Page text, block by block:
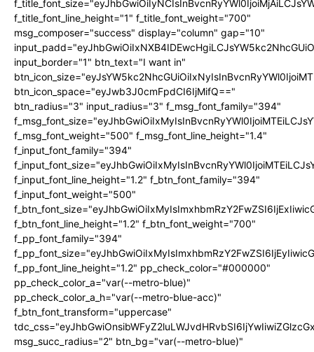
f_title_font_line_height="1" f_title_font_weight="700"
msg_composer="success" display="column" gap="10"
input_border="1" btn_text="I want in"
btn_icon_space="eyJwb3J0cmFpdCI6IjMifQ=="
btn_radius="3" input_radius="3" f_msg_font_family="394"
f_msg_font_weight="500" f_msg_font_line_height="1.4"
f_input_font_family="394"
f_input_font_line_height="1.2" f_btn_font_family="394"
f_input_font_weight="500"
f_btn_font_line_height="1.2" f_btn_font_weight="700"
f_pp_font_family="394"
f_pp_font_line_height="1.2" pp_check_color="#000000"
pp_check_color_a="var(--metro-blue)"
pp_check_color_a_h="var(--metro-blue-acc)"
f_btn_font_transform="uppercase"
msg_succ_radius="2" btn_bg="var(--metro-blue)"